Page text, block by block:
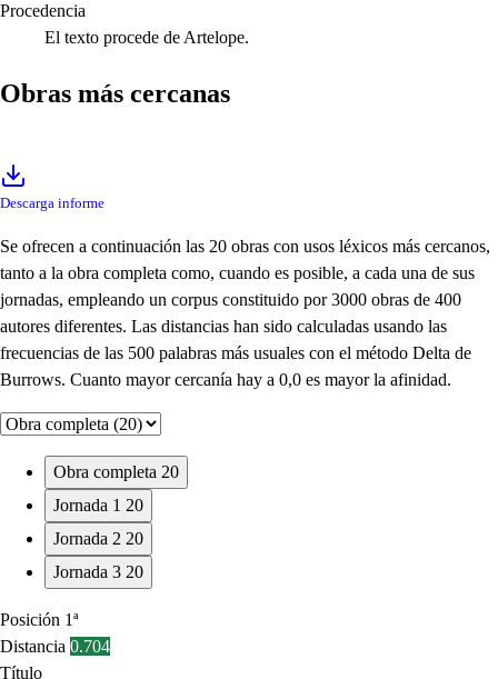
Procedencia
El texto procede de Artelope.
Obras más cercanas
Descarga informe
Se ofrecen a continuación las 20 obras con usos léxicos más cercanos,
tanto a la obra completa como, cuando es posible, a cada una de sus
jornadas, empleando un corpus constituido por 3000 obras de 400
autores diferentes. Las distancias han sido calculadas usando las
frecuencias de las 500 palabras más usuales con el método Delta de
Burrows. Cuanto mayor cercanía hay a 0,0 es mayor la afinidad.
Obra completa 20
Jornada 1 20
Jornada 2 20
Jornada 3 20
Posición 1ª
Distancia 0.704
Título